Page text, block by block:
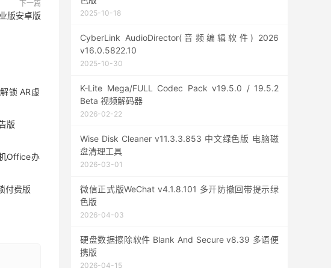
下一篇
版安卓版
锁 AR虚
版
Office办
付费版
2025-10-18
CyberLink AudioDirector(音频编辑软件) 2026
v16.0.5822.10
2025-10-30
K-Lite Mega/FULL Codec Pack v19.5.0 / 19.5.2
Beta 视频解码器
2026-02-22
Wise Disk Cleaner v11.3.3.853 中文绿色版 电脑磁
盘清理工具
2026-03-01
微信正式版WeChat v4.1.8.101 多开防撤回带提示绿
色版
2026-04-03
硬盘数据擦除软件 Blank And Secure v8.39 多语便
携版
2026-04-15